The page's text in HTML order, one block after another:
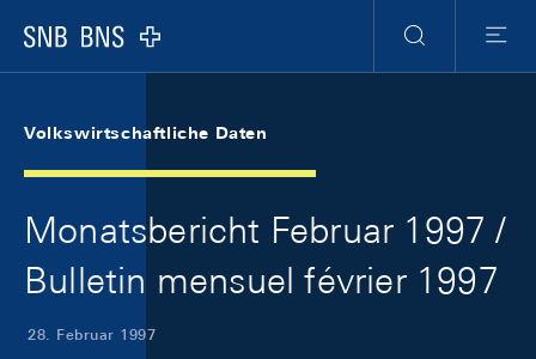
Logo
Suche
Menu
Volkswirtschaftliche Daten
Monatsbericht Februar 1997 /
Bulletin mensuel février 1997
28. Februar 1997